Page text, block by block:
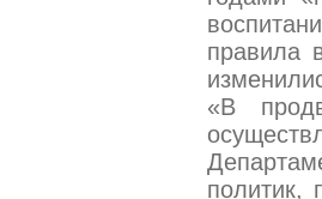
правила
«В
политик,